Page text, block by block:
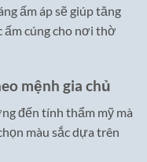
ấm áp sẽ giúp tăng
ấm cúng cho nơi thờ
mệnh gia chủ
đến tính thẩm mỹ mà
màu sắc dựa trên